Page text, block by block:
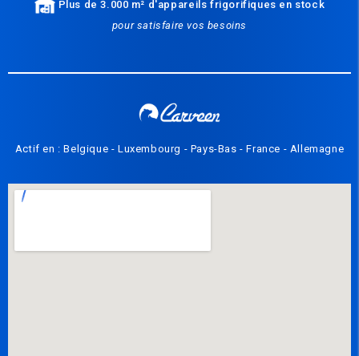
Plus de 3.000 m² d'appareils frigorifiques en stock
pour satisfaire vos besoins
Actif en : Belgique - Luxembourg - Pays-Bas - France - Allemagne